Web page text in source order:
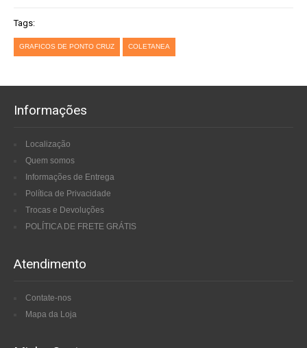
Tags:
GRAFICOS DE PONTO CRUZ COLETANEA
Informações
Localização
Quem somos
Informações de Entrega
Política de Privacidade
Trocas e Devoluções
POLÍTICA DE FRETE GRÁTIS
Atendimento
Contate-nos
Mapa da Loja